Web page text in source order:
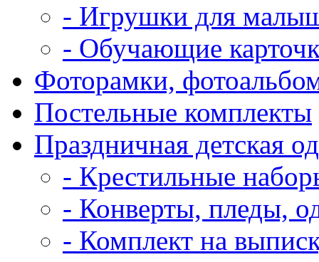
- Игрушки для
- Обучающие
Фоторамки,
Постельные комплекты
Праздничная детская
- Крестильные
- Конверты, пледы,
- Комплект на